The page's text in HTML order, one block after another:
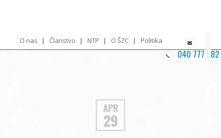
O nas Članstvo NTP O ŠZC Politika zasebnosti
040 777 582
APR
29